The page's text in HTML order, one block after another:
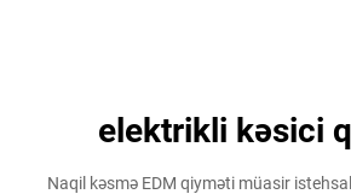
elektrikli kəsici
Naqil kəsmə EDM qiyməti müasir